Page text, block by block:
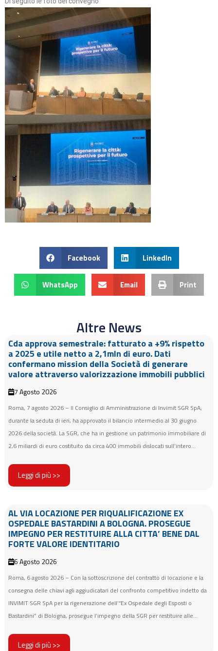
Facebook LinkedIn
WhatsApp Email Print
Altre News
Cda approva semestrale: fatturato a +9% rispetto
a 2025 e utile netto a 2,1mln di euro. Dati
confermano mission della Società di generare
valore attraverso valorizzazione immobili pubblici
7 Agosto 2026
Roma, 7 agosto 2026 – Il Consiglio di Amministrazione di Invimit SGR SpA,
durante la seduta di ieri, ha approvato il bilancio intermedio al 30 giugno
2026 della società. La SGR, che ha in gestione un patrimonio immobiliare di
2,6 miliardi di euro costituito da circa 400 immobili dislocati sull’intero...
Leggi di più >>
AL VIA LOCAZIONE PER RIQUALIFICAZIONE EX
OSPEDALE BASTARDINI A BOLOGNA. PROSEGUE
IMPEGNO PER RESTITUIRE ALLA CITTA’ BENE DAL
FORTE VALORE IDENTITARIO
6 Agosto 2026
Roma, 6 agosto 2026 – Con la sottoscrizione del contratto di locazione e la
consegna delle chiavi agli aggiudicatari del confronto competitivo indetto da
INVIMIT SGR SpA per la rigenerazione dell’“Ex Ospedale degli Esposti o
Bastardini” di Bologna, prosegue l’impegno della SGR per restituire alle...
Leggi di più >>